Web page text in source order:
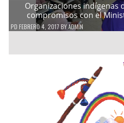
Organizaciones indígenas
compromisos con el
PD FEBRERO 4, 2017 BYADMIN